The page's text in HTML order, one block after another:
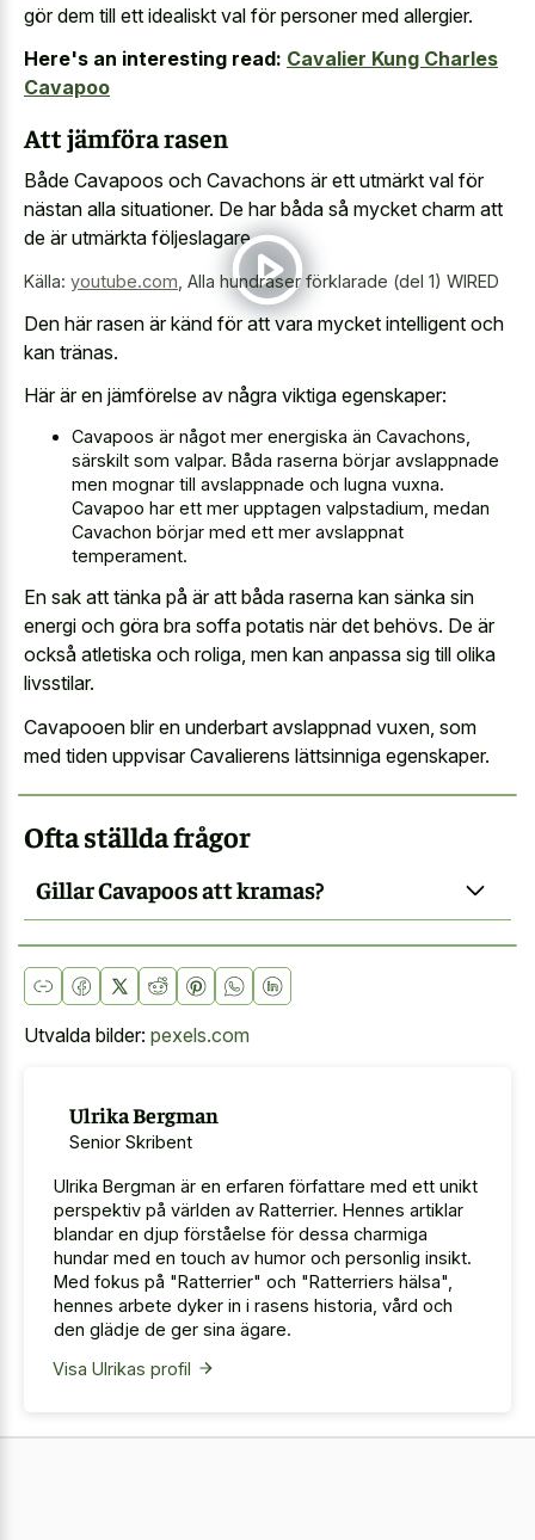
gör dem till ett idealiskt val för personer med allergier.
Here's an interesting read: Cavalier Kung Charles
Cavapoo
Att jämföra rasen
Både Cavapoos och Cavachons är ett utmärkt val för
nästan alla situationer. De har båda så mycket charm att
de är utmärkta följeslagare.
Källa: youtube.com, Alla hundraser förklarade (del 1) WIRED
Den här rasen är känd för att vara mycket intelligent och
kan tränas.
Här är en jämförelse av några viktiga egenskaper:
Cavapoos är något mer energiska än Cavachons,
särskilt som valpar. Båda raserna börjar avslappnade
men mognar till avslappnade och lugna vuxna.
Cavapoo har ett mer upptagen valpstadium, medan
Cavachon börjar med ett mer avslappnat
temperament.
En sak att tänka på är att båda raserna kan sänka sin
energi och göra bra soffa potatis när det behövs. De är
också atletiska och roliga, men kan anpassa sig till olika
livsstilar.
Cavapooen blir en underbart avslappnad vuxen, som
med tiden uppvisar Cavalierens lättsinniga egenskaper.
Ofta ställda frågor
Gillar Cavapoos att kramas?
Utvalda bilder: pexels.com
Ulrika Bergman
Senior Skribent
Ulrika Bergman är en erfaren författare med ett unikt
perspektiv på världen av Ratterrier. Hennes artiklar
blandar en djup förståelse för dessa charmiga
hundar med en touch av humor och personlig insikt.
Med fokus på "Ratterrier" och "Ratterriers hälsa",
hennes arbete dyker in i rasens historia, vård och
den glädje de ger sina ägare.
Visa Ulrikas profil